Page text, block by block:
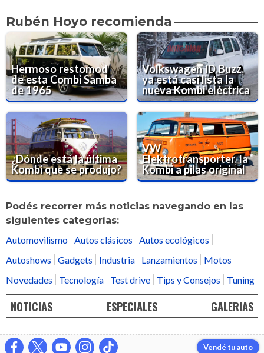
Rubén Hoyo recomienda
Hermoso restomod
de esta Combi Samba
de 1965
Volkswagen ID.Buzz,
ya está casi lista la
nueva Kombi eléctrica
¿Dónde está la última
Kombi que se produjo?
VW
Elektrotransporter, la
Kombi a pilas original
Podés recorrer más noticias navegando en las
siguientes categorías:
Automovilismo Autos clásicos
Autos ecológicos
Autoshows
Gadgets Industria Lanzamientos
Motos
Novedades
Tecnología Test drive Tips y Consejos Tuning
NOTICIAS ESPECIALES GALERIAS
Vendé tu auto